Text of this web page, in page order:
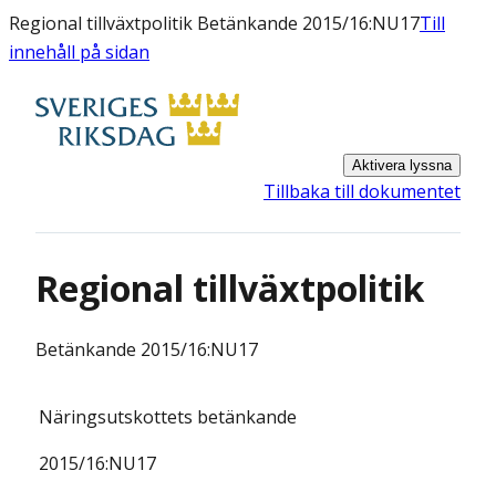
Regional tillväxtpolitik Betänkande 2015/16:NU17Till
innehåll på sidan
Aktivera lyssna
Tillbaka till dokumentet
Regional tillväxtpolitik
Betänkande 2015/16:NU17
Näringsutskottets betänkande
2015/16:NU17